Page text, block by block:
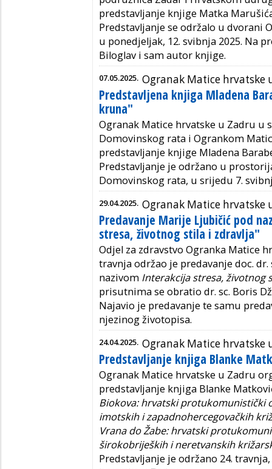
predstavljanje knjige Matka
Predstavljanje se održalo u dvorani
u ponedjeljak, 12. svibnja 2025. Na
Biloglav i sam autor knjige.
07.05.2025. Ogranak Matice hrvatske
Predstavljena knjiga Mladena
kruna"
Ogranak Matice hrvatske u Zadru u
Domovinskog rata i Ogrankom
predstavljanje knjige Mladena
Predstavljanje je održano u
Domovinskog rata, u srijedu 7.
29.04.2025. Ogranak Matice hrvatske
Predavanje Marije Ljubičić pod
stresa, životnog stila i zdravlja"
Odjel za zdravstvo Ogranka Matice
travnja održao je predavanje doc.
nazivom Interakcija stresa, životnog
prisutnima se obratio dr. sc. Boris
Najavio je predavanje te samu
njezinog životopisa.
24.04.2025. Ogranak Matice hrvatske
Predstavljanje knjiga Blanke
Ogranak Matice hrvatske u Zadru
predstavljanje knjiga Blanke
Biokova: hrvatski protukomunistički
imotskih i zapadnohercegovačkih
Vrana do Žabe: hrvatski
širokobrijeških i neretvanskih
Predstavljanje je održano 24.